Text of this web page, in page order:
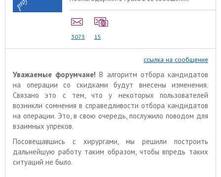
3073 15
ссылка на сообщение
Уважаемые форумчане! В алгоритм отбора кандидатов
на операции со скидками будут внесены изменения.
Связано это с тем, что у некоторых пользователей
возникли сомнения в справедливости отбора кандидатов
на операции. Это, в свою очередь, послужило поводом для
взаимных упреков.
Посовещавшись с хирургами, мы решили построить
дальнейшую работу таким образом, чтобы впредь таких
ситуаций не было.